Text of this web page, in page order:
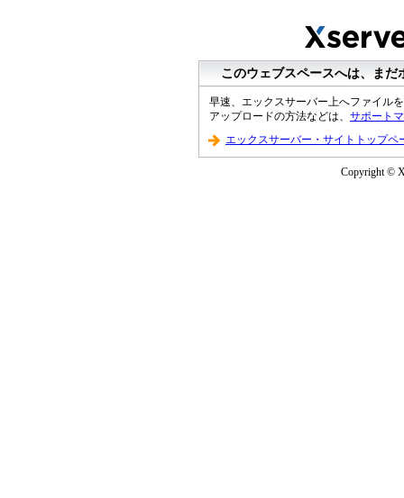
このウェブスペースへは、ま
早速、エックスサーバー上へファイル
アップロードの方法などは、 サポート
エックスサーバー・サイトトップペ
Copyright ©